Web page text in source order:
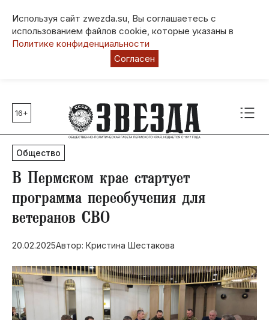
Используя сайт zwezda.su, Вы соглашаетесь с
использованием файлов cookie, которые указаны в
Политике конфиденциальности
Согласен
Главные темы
80 лет Победы
Молодежная столица РФ
СВО
Выборы в Пермском крае
Социальная поддержка
Инфраструктура
Благоустройство
16+
Общество
​В Пермском крае стартует
программа переобучения для
ветеранов СВО
20.02.2025Автор: Кристина Шестакова